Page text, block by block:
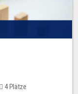
4 Plätze